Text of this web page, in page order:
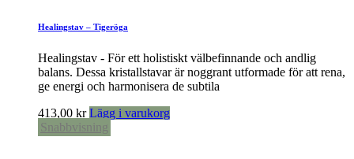
Healingstav – Tigeröga
Healingstav - För ett holistiskt välbefinnande och andlig
balans. Dessa kristallstavar är noggrant utformade för att rena,
ge energi och harmonisera de subtila
413,00 kr Lägg i varukorg
Snabbvisning